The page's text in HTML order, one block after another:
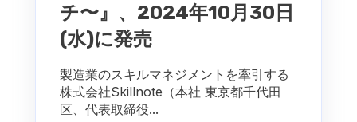
チ〜』、2024年10月30日
(水)に発売
製造業のスキルマネジメントを牽引する
株式会社Skillnote（本社 東京都千代田
区、代表取締役...